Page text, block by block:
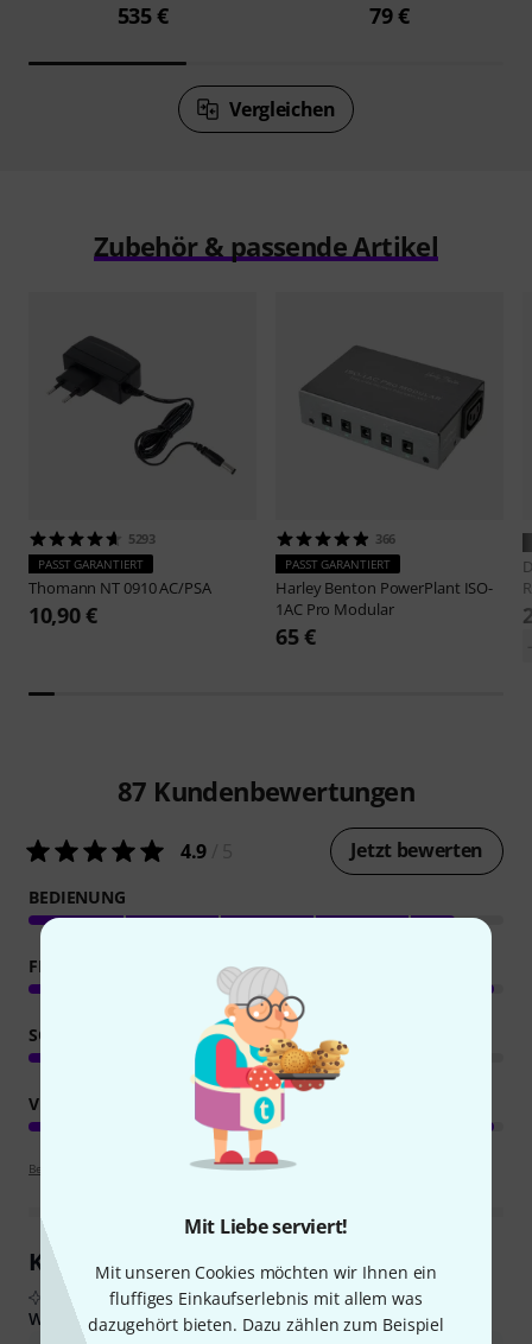
Mit Liebe serviert!
Mit unseren Cookies möchten wir Ihnen ein
fluffiges Einkaufserlebnis mit allem was
dazugehört bieten. Dazu zählen zum Beispiel
535 € 79 €
Vergleichen
Zubehör & passende Artikel
5293
PASST GARANTIERT
Thomann NT 0910 AC/PSA
10,90 €
366
PASST GARANTIERT
Harley Benton PowerPlant ISO-
1AC Pro Modular
65 €
87 Kundenbewertungen
4.9 Jetzt bewerten
BEDIENUNG
FEATURES
SOUND
VERARBEITUNG
Bewertungsrichtlinien
Kundenrezensionen im Überblick
Aus echten Käuferbewertungen, zusammengefasst durch KI
Was Käufern gefiel: